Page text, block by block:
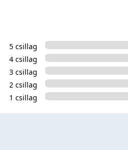
5 csillag
4 csillag
3 csillag
2 csillag
1 csillag